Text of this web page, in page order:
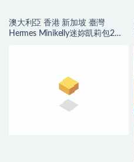
澳大利亞 香港 新加坡 臺灣
Hermes Minikelly迷妳凱莉包2代